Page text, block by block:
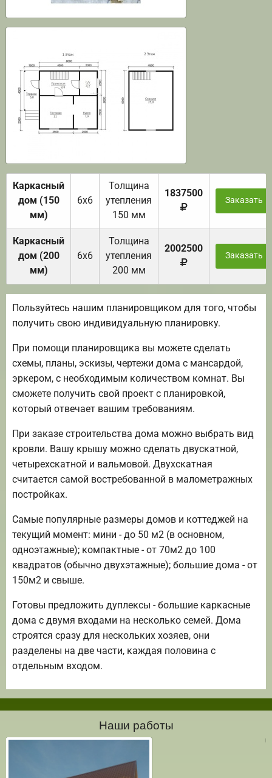
Каркасный
дом (150
мм)
6х6
Толщина
утепления
150 мм
1837500
Заказать
Каркасный
дом (200
мм)
6х6
Толщина
утепления
200 мм
2002500
Заказать
Пользуйтесь нашим планировщиком для того, чтобы
получить свою индивидуальную планировку.
При помощи планировщика вы можете сделать
схемы, планы, эскизы, чертежи дома с мансардой,
эркером, с необходимым количеством комнат. Вы
сможете получить свой проект с планировкой,
который отвечает вашим требованиям.
При заказе строительства дома можно выбрать вид
кровли. Вашу крышу можно сделать двускатной,
четырехскатной и вальмовой. Двухскатная
считается самой востребованной в малометражных
постройках.
Самые популярные размеры домов и коттеджей на
текущий момент: мини - до 50 м2 (в основном,
одноэтажные); компактные - от 70м2 до 100
квадратов (обычно двухэтажные); большие дома - от
150м2 и свыше.
Готовы предложить дуплексы - большие каркасные
дома с двумя входами на несколько семей. Дома
строятся сразу для нескольких хозяев, они
разделены на две части, каждая половина с
отдельным входом.
Наши работы